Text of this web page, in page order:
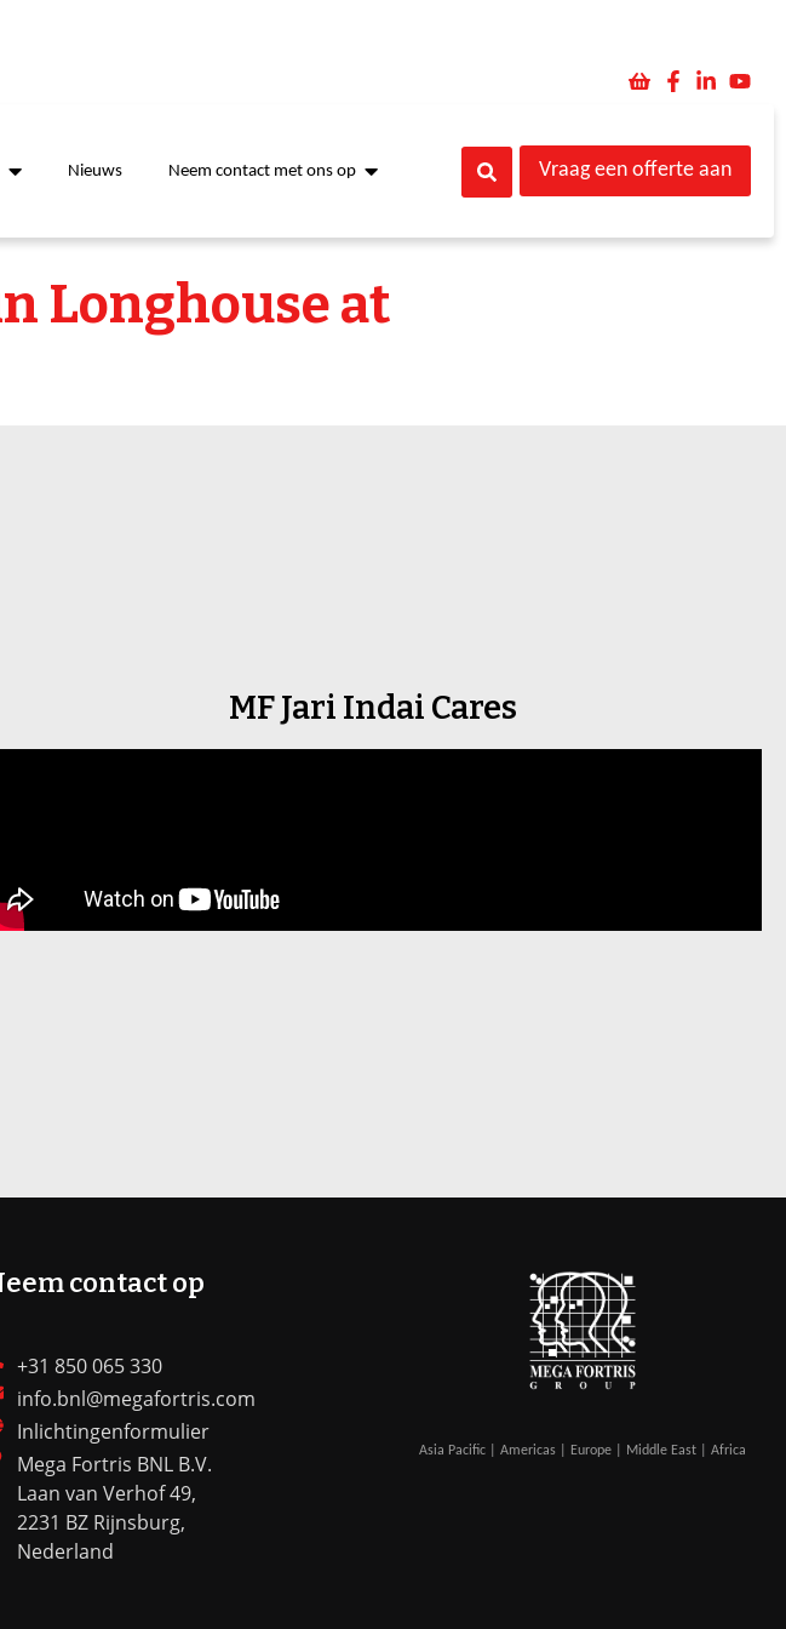
Nieuws Neem contact met ons op Vraag een offerte aan
Longhouse at
MF Jari Indai Cares
contact op
+31 850 065 330
info.bnl@megafortris.com
Inlichtingenformulier
Mega Fortris BNL B.V.
Laan van Verhof 49,
2231 BZ Rijnsburg,
Nederland
Asia Pacific | Americas | Europe | Middle East | Africa